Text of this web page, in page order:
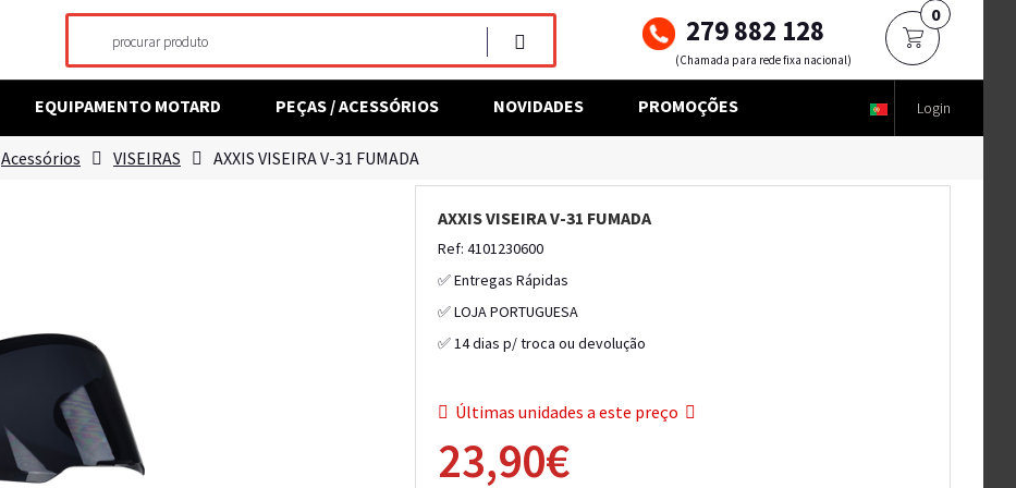
EQUIPAMENTO MOTARD PEÇAS / ACESSÓRIOS NOVIDADES PROMOÇÕES Login
279 882 128
(Chamada para rede fixa nacional)
0
Acessórios VISEIRAS AXXIS VISEIRA V-31 FUMADA
AXXIS VISEIRA V-31 FUMADA
Ref: 4101230600
✅ Entregas Rápidas
✅ LOJA PORTUGUESA
✅ 14 dias p/ troca ou devolução
Últimas unidades a este preço
23,90€